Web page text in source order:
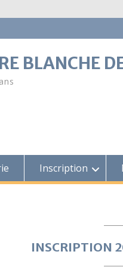
BLANCHE
Inscription
INSCRIPTION